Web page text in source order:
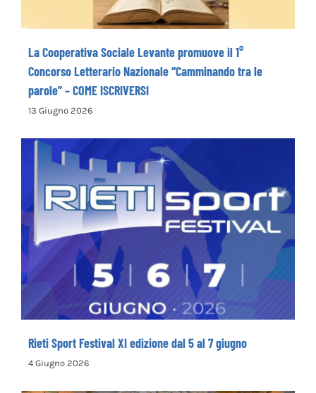
La Cooperativa Sociale Levante promuove il 1°
Concorso Letterario Nazionale “Camminando tra le
parole” – COME ISCRIVERSI
13 Giugno 2026
Rieti Sport Festival XI edizione dal 5 al 7
Rieti Sport Festival XI edizione dal 5 al 7 giugno
4 Giugno 2026